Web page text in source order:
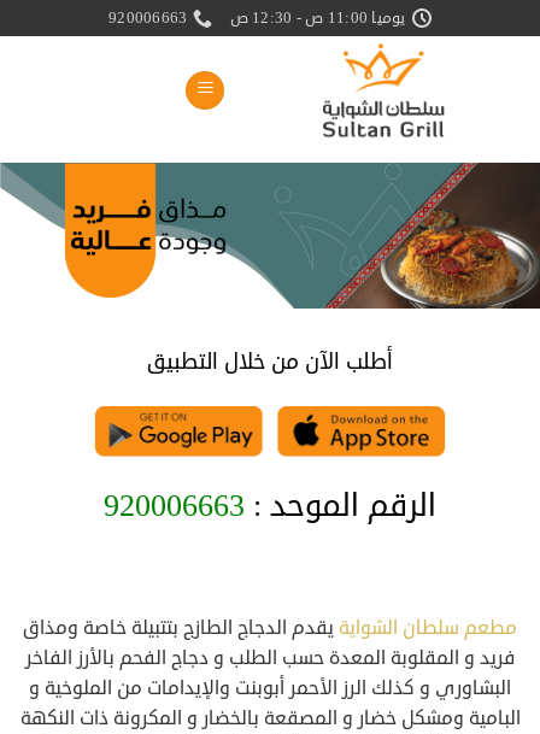
للمحتوى
يوميا 11:00 ص - 12:30 ص 920006663
أطلب الآن من خلال التطبيق
الرقم الموحد : 920006663
مطعم سلطان الشواية يقدم الدجاج الطازج بتتبيلة خاصة ومذاق
فريد و المقلوبة المعدة حسب الطلب و دجاج الفحم بالأرز الفاخر
البشاوري و كذلك الرز الأحمر أبوبنت والإيدامات من الملوخية و
البامية ومشكل خضار و المصقعة بالخضار و المكرونة ذات النكهة